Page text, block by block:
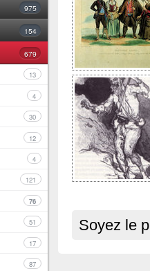
975
154
679
13
4
30
12
4
121
76
51
17
87
Soyez le